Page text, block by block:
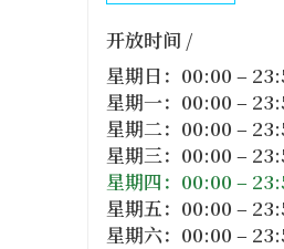
开放时间 /
星期日：00:00 –
星期一：00:00 –
星期二：00:00 –
星期三：00:00 –
星期四：00:00 –
星期五：00:00 –
星期六：00:00 –